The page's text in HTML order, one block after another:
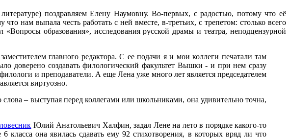
поздравляем Елену Наумовну. Во-первых, с радостью, потому что её
нам выпала честь работать с ней вместе, в-третьих, с трепетом: столько всего
образования», исследования русской драмы и театра, неподцензурной
главного редактора. С ее подачи я и мои коллеги печатали там
доверено создавать филологический факультет Вышки - и при нем сразу
и преподаватели. А еще Лена уже много лет является председателем
виртуозно.
– выступая перед коллегами или школьниками, она удивительно точна,
Юлий Анатольевич Халфин, задал Лене на лето в порядке какого-то
она явилась сдавать ему 92 стихотворения, в которых вряд ли что